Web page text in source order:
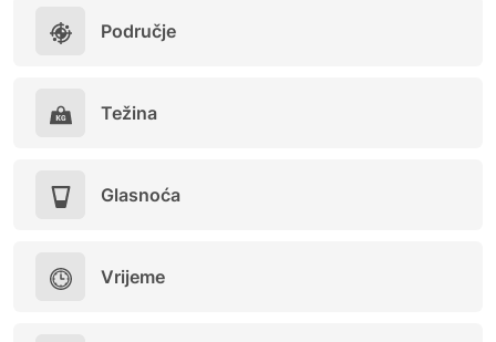
Područje
Težina
Glasnoća
Vrijeme